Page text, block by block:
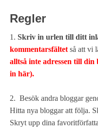
Regler
1. Skriv in urlen till ditt
kommentarsfältet så att vi
alltså inte adressen till din
in här).
2. Besök andra bloggar
Hitta nya bloggar att följa.
Skryt upp dina